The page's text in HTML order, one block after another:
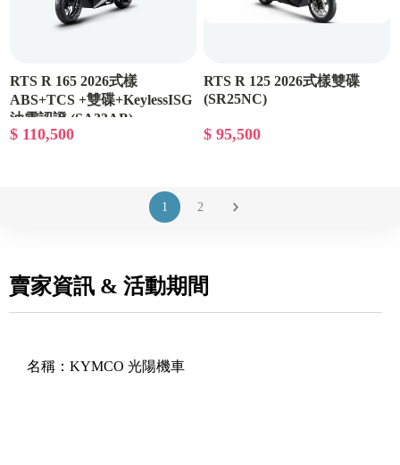
RTS R 165 2026式樣
ABS+TCS +雙碟+KeylessISG
油電認證 (SA33AB)
$ 110,500
RTS R 125 2026式樣雙碟
(SR25NC)
$ 95,500
1 2
賣家資訊 & 活動期間
名稱： KYMCO 光陽機車